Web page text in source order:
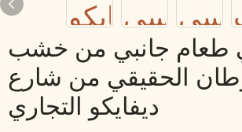
جانبي من خشب
الحقيقي من شارع
ديفايكو التجاري